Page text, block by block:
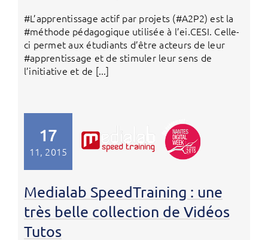
#L’apprentissage actif par projets (#A2P2) est la
#méthode pédagogique utilisée à l’ei.CESI. Celle-
ci permet aux étudiants d’être acteurs de leur
#apprentissage et de stimuler leur sens de
l’initiative et de [...]
17
11, 2015
Medialab SpeedTraining : une
très belle collection de Vidéos
Tutos